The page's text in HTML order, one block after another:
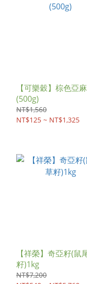
【可樂穀】棕色亞
(500g)
NT$1,560
NT$125 ~ NT$1,325
【祥榮】奇亞籽(鼠
籽)1kg
NT$7,200